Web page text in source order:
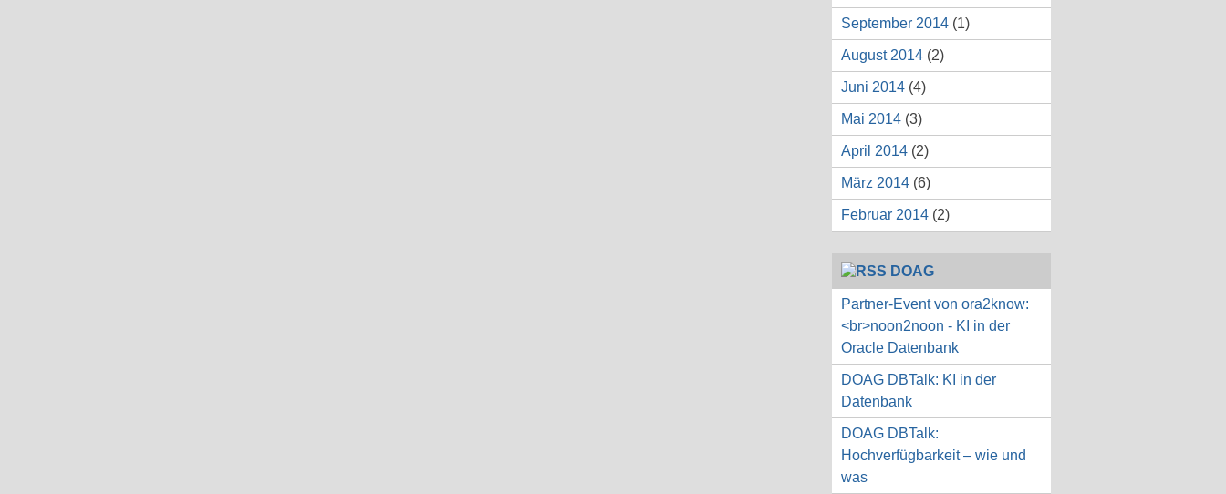
September 2014 (1)
August 2014 (2)
Juni 2014 (4)
Mai 2014 (3)
April 2014 (2)
März 2014 (6)
Februar 2014 (2)
DOAG
Partner-Event von ora2know:
<br>noon2noon - KI in der
Oracle Datenbank
DOAG DBTalk: KI in der
Datenbank
DOAG DBTalk:
Hochverfügbarkeit – wie und
was